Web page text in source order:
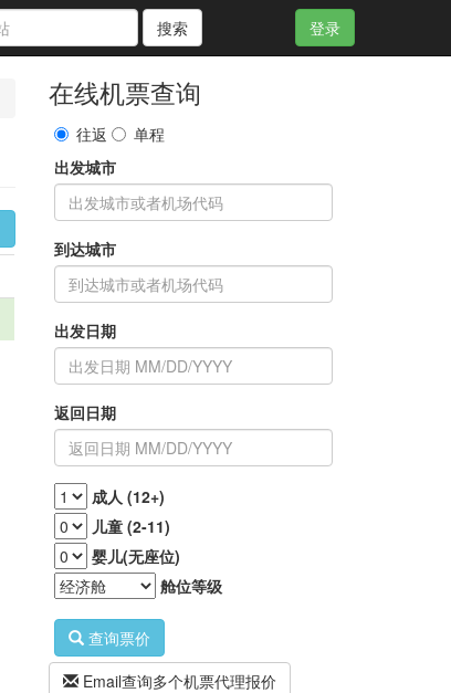
搜索 登录
在线机票查询
往返
单程
出发城市
到达城市
出发日期
返回日期
成人 (12+)
儿童 (2-11)
婴儿(无座位)
舱位等级
查询票价
Email查询多个机票代理报价